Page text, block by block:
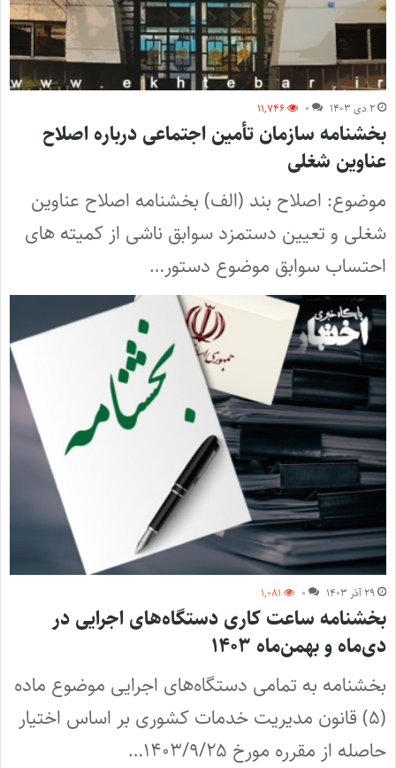
۲ دی ۱۴۰۳ ۰ ۱۱,۷۴۶
بخشنامه سازمان تأمین اجتماعی درباره اصلاح
عناوین شغلی
موضوع: اصلاح بند (الف) بخشنامه اصلاح عناوین
شغلی و تعیین دستمزد سوابق ناشی از کمیته های
احتساب سوابق موضوع دستور…
۲۹ آذر ۱۴۰۳ ۰ ۱,۰۸۱
بخشنامه ساعت کاری دستگاه‌های اجرایی در
دی‌ماه و بهمن‌ماه ۱۴۰۳
بخشنامه به تمامی دستگاه‌های اجرایی موضوع ماده
(۵) قانون مدیریت خدمات کشوری بر اساس اختیار
حاصله از مقرره مورخ ۱۴۰۳/۹/۲۵…